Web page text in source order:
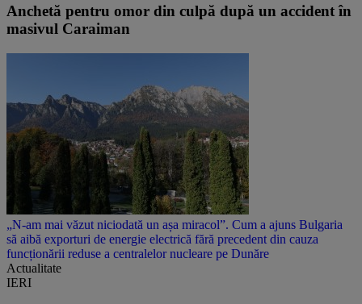
Anchetă pentru omor din culpă după un accident în
masivul Caraiman
„N-am mai văzut niciodată un așa miracol”. Cum a ajuns Bulgaria
să aibă exporturi de energie electrică fără precedent din cauza
funcționării reduse a centralelor nucleare pe Dunăre
Actualitate
IERI